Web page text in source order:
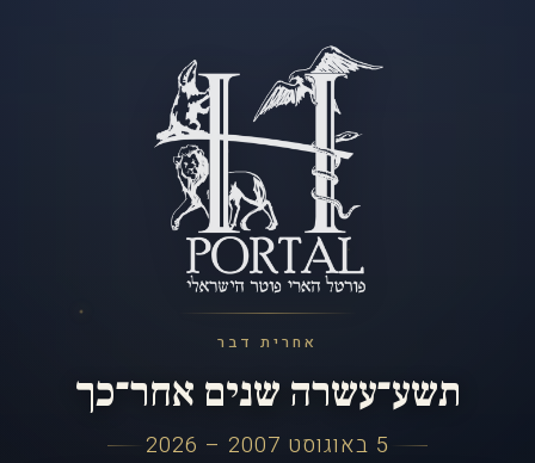
אחרית דבר
תשע־עשרה שנים אחר־כך
5 באוגוסט 2007 – 2026